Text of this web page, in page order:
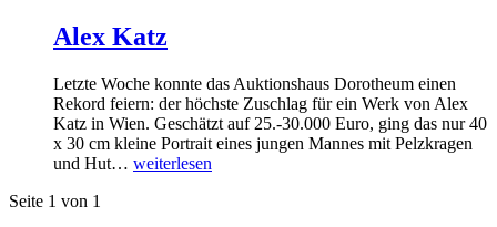
Alex Katz
Letzte Woche konnte das Auktionshaus Dorotheum einen
Rekord feiern: der höchste Zuschlag für ein Werk von Alex
Katz in Wien. Geschätzt auf 25.-30.000 Euro, ging das nur 40
x 30 cm kleine Portrait eines jungen Mannes mit Pelzkragen
und Hut… weiterlesen
Seite 1 von 1